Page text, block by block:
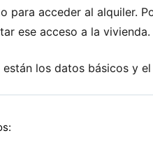
para acceder al alquiler.
ese acceso a la vivienda.
están los datos básicos y